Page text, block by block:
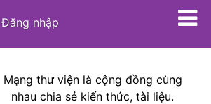
Đăng nhập
Mạng thư viện là cộng đồng cùng
nhau chia sẻ kiến thức, tài liệu.